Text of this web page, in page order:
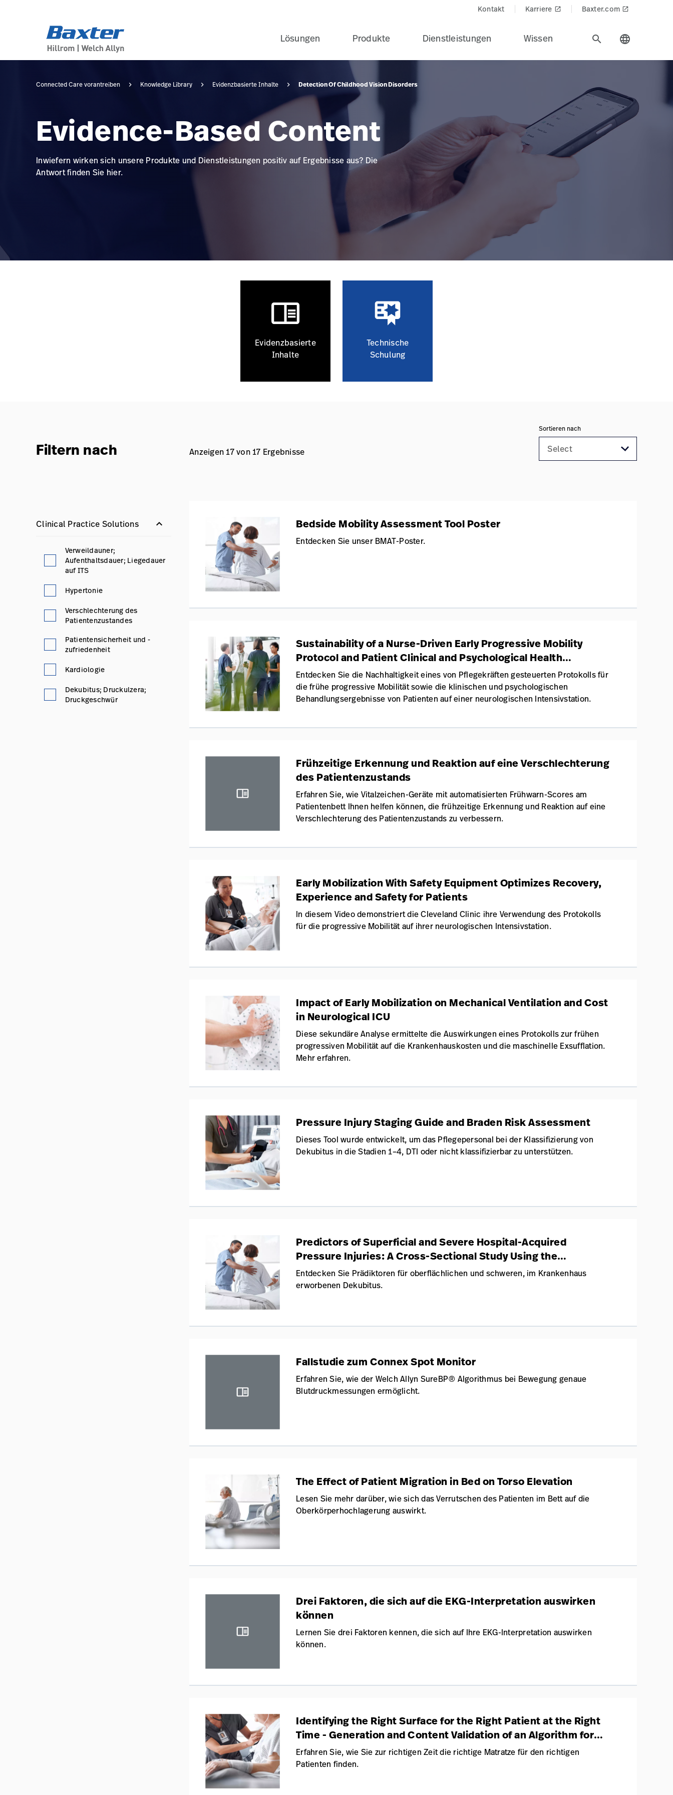
Kontakt Karriere launch Baxter.com launch
Lösungen Produkte Dienstleistungen Wissen search language
Connected Care vorantreiben Knowledge Library Evidenzbasierte Inhalte Detection Of Childhood Vision Disorders
Evidence-Based Content
Inwiefern wirken sich unsere Produkte und Dienstleistungen positiv auf Ergebnisse aus? Die
Antwort finden Sie hier.
Evidenzbasierte
Inhalte
Technische
Schulung
Filtern nach
Clinical Practice Solutions keyboard_arrow_down
Verweildauner;
Aufenthaltsdauer; Liegedauer
auf ITS
Hypertonie
Verschlechterung des
Patientenzustandes
Patientensicherheit und -
zufriedenheit
Kardiologie
Dekubitus; Druckulzera;
Druckgeschwür
Anzeigen 17 von 17 Ergebnisse
Sortieren nach
Bedside Mobility Assessment Tool Poster
Entdecken Sie unser BMAT-Poster.
Sustainability of a Nurse-Driven Early Progressive Mobility
Protocol and Patient Clinical and Psychological Health
Outcomes in a Neurological Intensive Care Unit.
Entdecken Sie die Nachhaltigkeit eines von Pflegekräften gesteuerten Protokolls für
die frühe progressive Mobilität sowie die klinischen und psychologischen
Behandlungsergebnisse von Patienten auf einer neurologischen Intensivstation.
Frühzeitige Erkennung und Reaktion auf eine Verschlechterung
des Patientenzustands
Erfahren Sie, wie Vitalzeichen-Geräte mit automatisierten Frühwarn-Scores am
Patientenbett Ihnen helfen können, die frühzeitige Erkennung und Reaktion auf eine
Verschlechterung des Patientenzustands zu verbessern.
Early Mobilization With Safety Equipment Optimizes Recovery,
Experience and Safety for Patients
In diesem Video demonstriert die Cleveland Clinic ihre Verwendung des Protokolls
für die progressive Mobilität auf ihrer neurologischen Intensivstation.
Impact of Early Mobilization on Mechanical Ventilation and Cost
in Neurological ICU
Diese sekundäre Analyse ermittelte die Auswirkungen eines Protokolls zur frühen
progressiven Mobilität auf die Krankenhauskosten und die maschinelle Exsufflation.
Mehr erfahren.
Pressure Injury Staging Guide and Braden Risk Assessment
Dieses Tool wurde entwickelt, um das Pflegepersonal bei der Klassifizierung von
Dekubitus in die Stadien 1–4, DTI oder nicht klassifizierbar zu unterstützen.
Predictors of Superficial and Severe Hospital-Acquired
Pressure Injuries: A Cross-Sectional Study Using the
International Pressure Ulcer Prevalence™ Survey
Entdecken Sie Prädiktoren für oberflächlichen und schweren, im Krankenhaus
erworbenen Dekubitus.
Fallstudie zum Connex Spot Monitor
Erfahren Sie, wie der Welch Allyn SureBP® Algorithmus bei Bewegung genaue
Blutdruckmessungen ermöglicht.
The Effect of Patient Migration in Bed on Torso Elevation
Lesen Sie mehr darüber, wie sich das Verrutschen des Patienten im Bett auf die
Oberkörperhochlagerung auswirkt.
Drei Faktoren, die sich auf die EKG-Interpretation auswirken
können
Lernen Sie drei Faktoren kennen, die sich auf Ihre EKG-Interpretation auswirken
können.
Identifying the Right Surface for the Right Patient at the Right
Time - Generation and Content Validation of an Algorithm for
Support Surface Selection
Erfahren Sie, wie Sie zur richtigen Zeit die richtige Matratze für den richtigen
Patienten finden.